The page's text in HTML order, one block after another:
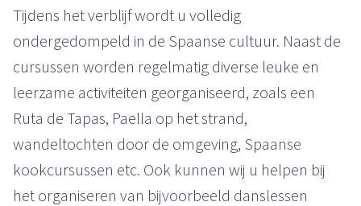
Tijdens het verblijf wordt u volledig
ondergedompeld in de Spaanse cultuur. Naast de
cursussen worden regelmatig diverse leuke en
leerzame activiteiten georganiseerd, zoals een
Ruta de Tapas, Paella op het strand,
wandeltochten door de omgeving, Spaanse
kookcursussen etc. Ook kunnen wij u helpen bij
het organiseren van bijvoorbeeld danslessen